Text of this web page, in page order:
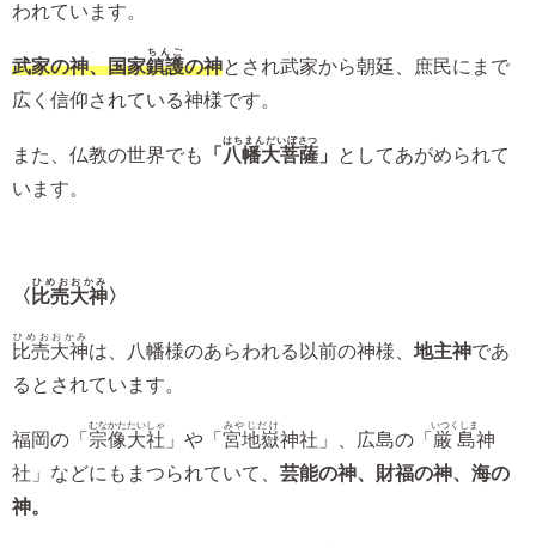
われています。
武家の神、国家鎮護
ちんご
の神とされ武家から朝廷、庶民にまで
広く信仰されている神様です。
また、仏教の世界でも 「 八幡大菩薩
はちまんだいぼさつ
」
としてあがめられて
います。
〈 比売大神
ひめおおかみ
〉
比売大神
ひめおおかみ
は、八幡様のあらわれる以前の神様、 地主神であ
るとされています。
福岡の「 宗像大社
むなかたたいしゃ
」や「 宮地嶽
みやじだけ
神社」、広島の「 厳島
いつくしま
神
社」などにもまつられていて、 芸能の神、財福の神、海の
神。